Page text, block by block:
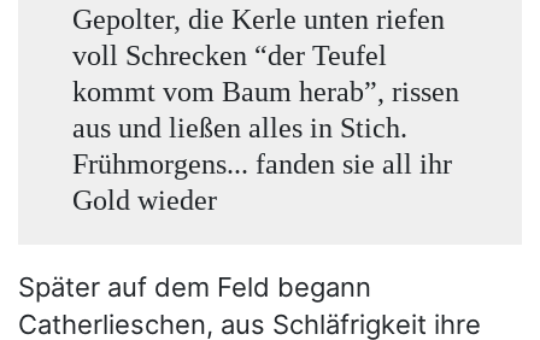
Gepolter, die Kerle unten riefen
voll Schrecken “der Teufel
kommt vom Baum herab”, rissen
aus und ließen alles in Stich.
Frühmorgens... fanden sie all ihr
Gold wieder
Später auf dem Feld begann
Catherlieschen, aus Schläfrigkeit ihre